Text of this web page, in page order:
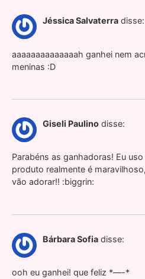
Jéssica Salvaterra disse:
aaaaaaaaaaaaaah ganhei nem
meninas :D
Giseli Paulino disse:
Parabéns as ganhadoras! Eu
produto realmente é
vão adorar!! :biggrin:
Bárbara Sofia disse:
ooh eu ganhei! que feliz *—-*